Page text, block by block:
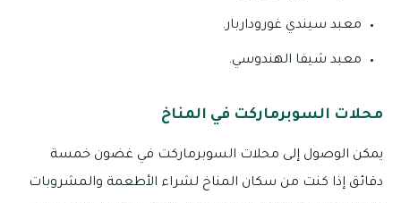
معبد سيندي غوروداربار.
معبد شيفا الهندوسي.
محلات السوبرماركت في المناخ
يمكن الوصول إلى محلات السوبرماركت في غضون خمسة
دقائق إذا كنت من سكان المناخ لشراء الأطعمة والمشروبات